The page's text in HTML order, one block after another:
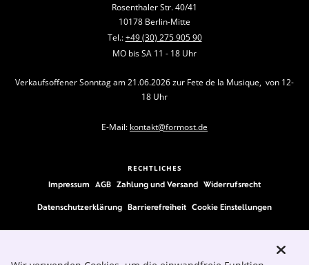
Rosenthaler Str. 40/41
10178 Berlin-Mitte
Tel.:+49 (30) 275 905 90
MO bis SA 11 - 18 Uhr
Verkaufsoffener Sonntag am 21.06.2026 zur Fete de la Musique, von 12-
18 Uhr
E-Mail: kontakt@formost.de
RECHTLICHES
Impressum AGB Zahlung und Versand Widerrufsrecht
Datenschutzerklärung Barrierefreiheit Cookie Einstellungen